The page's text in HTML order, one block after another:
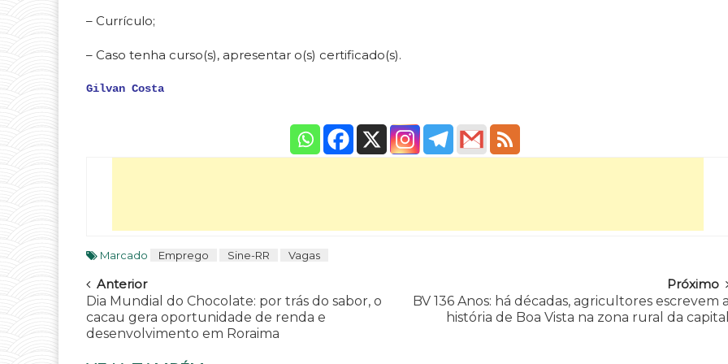
– Currículo;
– Caso tenha curso(s), apresentar o(s) certificado(s).
Gilvan Costa
Marcado Emprego Sine-RR Vagas
Navegar
Anterior
Dia Mundial do Chocolate: por trás do sabor, o
cacau gera oportunidade de renda e
desenvolvimento em Roraima
Próximo
BV 136 Anos: há décadas, agricultores escrevem
história de Boa Vista na zona rural da